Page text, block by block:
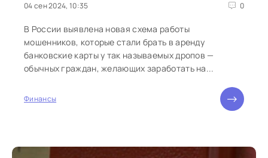
04 сен 2024, 10:35 0
В России выявлена новая схема работы
мошенников, которые стали брать в аренду
банковские карты у так называемых дропов —
обычных граждан, желающих заработать на...
Финансы